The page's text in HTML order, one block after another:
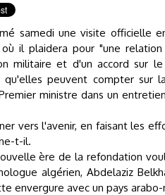
samedi une visite officielle
où il plaidera pour "une
militaire et d'un accord sur
qu'elles peuvent compter sur
ministre dans un
vers l'avenir, en faisant les
t-il.
ère de la refondation
algérien, Abdelaziz
envergure avec un pays